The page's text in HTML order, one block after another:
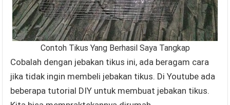
Contoh Tikus Yang Berhasil Saya Tangkap
Cobalah dengan jebakan tikus ini, ada beragam cara
jika tidak ingin membeli jebakan tikus. Di Youtube ada
beberapa tutorial DIY untuk membuat jebakan tikus.